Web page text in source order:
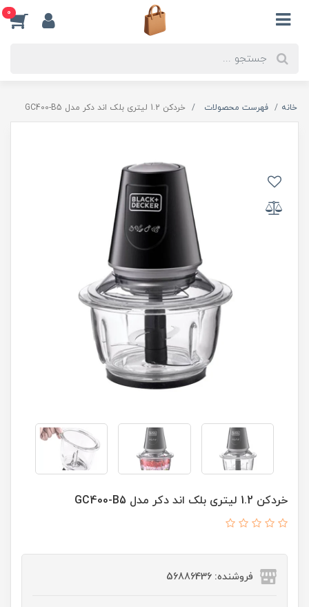
0
خانه فهرست محصولات خردکن 1.2 لیتری بلک اند دکر مدل GC400-B5
خردکن 1.2 لیتری بلک اند دکر مدل GC400-B5
فروشنده: 56886436